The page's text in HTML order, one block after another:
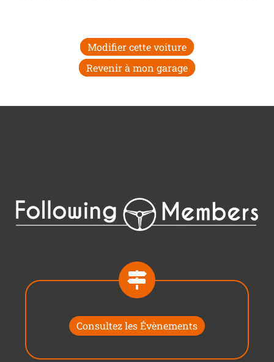
Modifier cette voiture
Revenir à mon garage
Consultez les Évènements